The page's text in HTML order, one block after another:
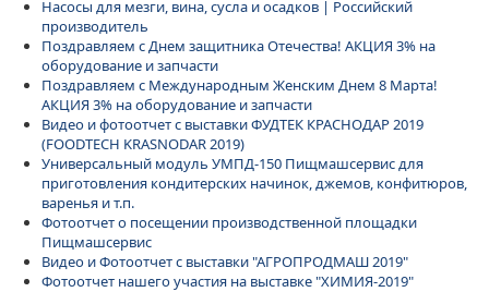
Насосы для мезги, вина, сусла и осадков | Российский
производитель
Поздравляем с Днем защитника Отечества! АКЦИЯ 3% на
оборудование и запчасти
Поздравляем с Международным Женским Днем 8 Марта!
АКЦИЯ 3% на оборудование и запчасти
Видео и фотоотчет с выставки ФУДТЕК КРАСНОДАР 2019
(FOODTECH KRASNODAR 2019)
Универсальный модуль УМПД-150 Пищмашсервис для
приготовления кондитерских начинок, джемов, конфитюров,
варенья и т.п.
Фотоотчет о посещении производственной площадки
Пищмашсервис
Видео и Фотоотчет с выставки "АГРОПРОДМАШ 2019"
Фотоотчет нашего участия на выставке "ХИМИЯ-2019"